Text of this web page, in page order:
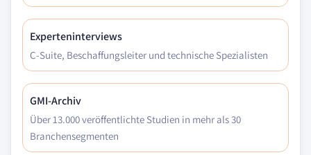
Experteninterviews
C-Suite, Beschaffungsleiter und technische Spezialisten
GMI-Archiv
Über 13.000 veröffentlichte Studien in mehr als 30
Branchensegmenten